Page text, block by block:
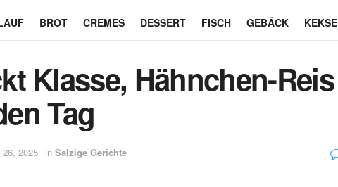
BROT CREMES DESSERT FISCH GEBÄCK KEKSE
Klasse, Hähnchen-Reis
Tag
26, 2025 in Salzige Gerichte